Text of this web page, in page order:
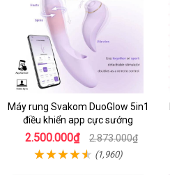
Máy rung Svakom DuoGlow 5in1
điều khiển app cực sướng
2.500.000₫ 2.873.000₫
(1,960)